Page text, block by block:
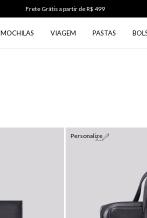
Use o cupom PRIMEIRA5 na primeira compra
MOCHILAS VIAGEM PASTAS
Personalize